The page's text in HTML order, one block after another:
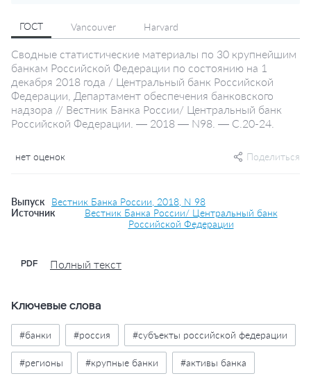
ГОСТ Vancouver Harvard
Сводные статистические материалы по 30 крупнейшим
банкам Российской Федерации по состоянию на 1
декабря 2018 года / Центральный банк Российской
Федерации, Департамент обеспечения банковского
надзора // Вестник Банка России/ Центральный банк
Российской Федерации. — 2018 — N98. — С.20-24.
нет оценок Поделиться
Выпуск
Вестник Банка России, 2018, N 98
Источник
Вестник Банка России/ Центральный банк
Российской Федерации
PDF Полный текст
Ключевые слова
#банки #россия #субъекты российской федерации
#регионы #крупные банки #активы банка